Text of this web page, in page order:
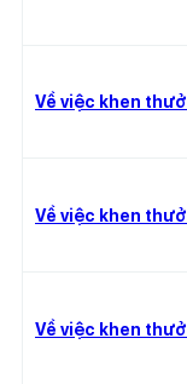
Về việc khen
Về việc khen
Về việc khen